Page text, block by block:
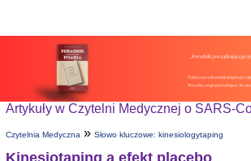
Artykuły w Czytelni Medycznej o SARS-
Czytelnia Medyczna» Słowo kluczowe: kinesiologytaping